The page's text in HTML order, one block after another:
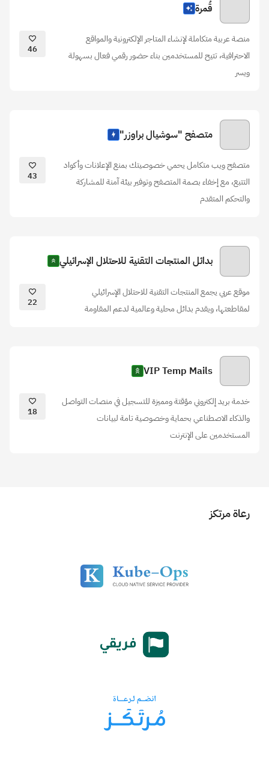
قُمرة
منصة عربية متكاملة لإنشاء المتاجر الإلكترونية والمواقع
الاحترافية، تتيح للمستخدمين بناء حضور رقمي فعال بسهولة
ويسر
46
متصفح "سوشيال براوزر"
متصفح ويب متكامل يحمي خصوصيتك بمنع الإعلانات وأكواد
التتبع، مع إخفاء بصمة المتصفح وتوفير بيئة آمنة للمشاركة
والتحكم المتقدم
43
بدائل المنتجات التقنية للاحتلال الإسرائيلي
موقع عربي يجمع المنتجات التقنية للاحتلال الإسرائيلي
لمقاطعتها، ويقدم بدائل محلية وعالمية لدعم المقاومة
22
VIP Temp Mails
خدمة بريد إلكتروني مؤقتة ومميزة للتسجيل في منصات التواصل
والذكاء الاصطناعي بحماية وخصوصية تامة لبيانات
المستخدمين على الإنترنت
18
رعاة مرتكز